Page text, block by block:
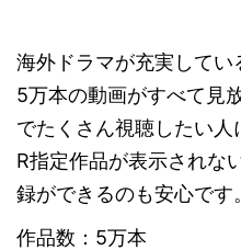
海外ドラマが充実してい
5万本の動画がすべて見
でたくさん視聴したい人
R指定作品が表示されな
録ができるのも安心です。
作品数：5万本